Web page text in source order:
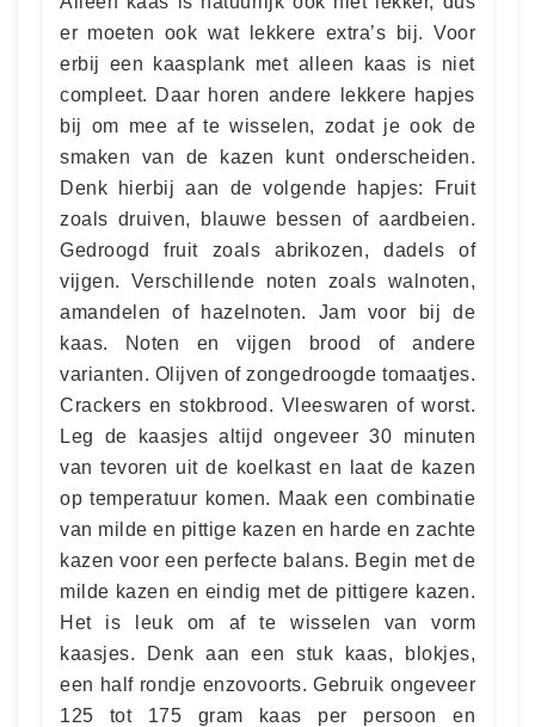
er moeten ook wat lekkere extra’s bij. Voor
erbij een kaasplank met alleen kaas is niet
compleet. Daar horen andere lekkere hapjes
bij om mee af te wisselen, zodat je ook de
smaken van de kazen kunt onderscheiden.
Denk hierbij aan de volgende hapjes: Fruit
zoals druiven, blauwe bessen of aardbeien.
Gedroogd fruit zoals abrikozen, dadels of
vijgen. Verschillende noten zoals walnoten,
amandelen of hazelnoten. Jam voor bij de
kaas. Noten en vijgen brood of andere
varianten. Olijven of zongedroogde tomaatjes.
Crackers en stokbrood. Vleeswaren of worst.
Leg de kaasjes altijd ongeveer 30 minuten
van tevoren uit de koelkast en laat de kazen
op temperatuur komen. Maak een combinatie
van milde en pittige kazen en harde en zachte
kazen voor een perfecte balans. Begin met de
milde kazen en eindig met de pittigere kazen.
Het is leuk om af te wisselen van vorm
kaasjes. Denk aan een stuk kaas, blokjes,
een half rondje enzovoorts. Gebruik ongeveer
125 tot 175 gram kaas per persoon en